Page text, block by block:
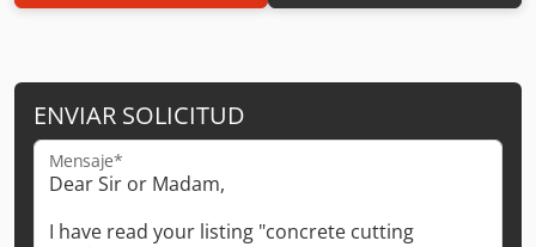
ENVIAR SOLICITUD
Mensaje*